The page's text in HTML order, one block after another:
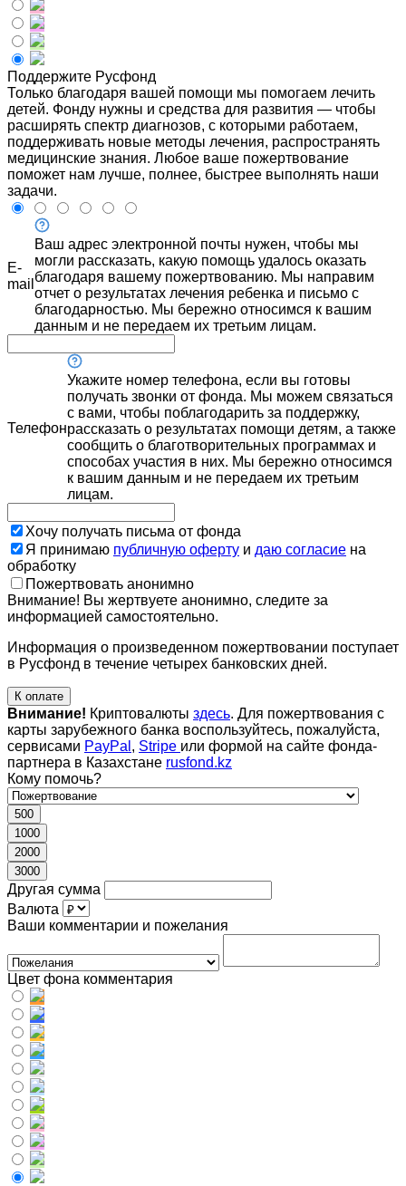
Поддержите Русфонд
Только благодаря вашей помощи мы помогаем лечить
детей. Фонду нужны и средства для развития — чтобы
расширять спектр диагнозов, с которыми работаем,
поддерживать новые методы лечения, распространять
медицинские знания. Любое ваше пожертвование
поможет нам лучше, полнее, быстрее выполнять наши
задачи.
E-
mail
Ваш адрес электронной почты нужен, чтобы мы
могли рассказать, какую помощь удалось оказать
благодаря вашему пожертвованию. Мы направим
отчет о результатах лечения ребенка и письмо с
благодарностью. Мы бережно относимся к вашим
данным и не передаем их третьим лицам.
Телефон
Укажите номер телефона, если вы готовы
получать звонки от фонда. Мы можем связаться
с вами, чтобы поблагодарить за поддержку,
рассказать о результатах помощи детям, а также
сообщить о благотворительных программах и
способах участия в них. Мы бережно относимся
к вашим данным и не передаем их третьим
лицам.
Хочу получать письма от фонда
Я принимаю публичную оферту и даю согласие на
обработку
Пожертвовать анонимно
Внимание! Вы жертвуете анонимно, следите за
информацией самостоятельно.
Информация о произведенном пожертвовании поступает
в Русфонд в течение четырех банковских дней.
К оплате
Внимание! Криптовалюты здесь. Для пожертвования с
карты зарубежного банка воспользуйтесь, пожалуйста,
сервисами PayPal , Stripe или формой на сайте фонда-
партнера в Казахстане rusfond.kz
Кому помочь?
500
1000
2000
3000
Другая сумма
Валюта
Ваши комментарии и пожелания
Цвет фона комментария